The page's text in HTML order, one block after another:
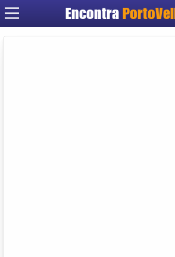
Encontra
Cadastrar